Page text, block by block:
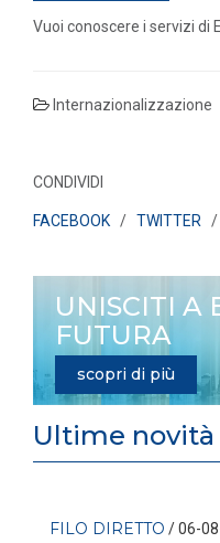
Vuoi conoscere i servizi di
Internazionalizzazione
CONDIVIDI
FACEBOOK/ TWITTER /
UNISCITI A
FUTURA
scopri di più
Ultime novità
FILO DIRETTO / 06-